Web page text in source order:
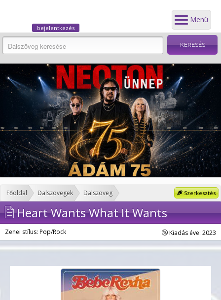
Menü
bejelentkezés
Szerkesztés
Főoldal Dalszövegek Dalszöveg
Heart Wants What It Wants
Zenei stílus: Pop/Rock Kiadás éve: 2023